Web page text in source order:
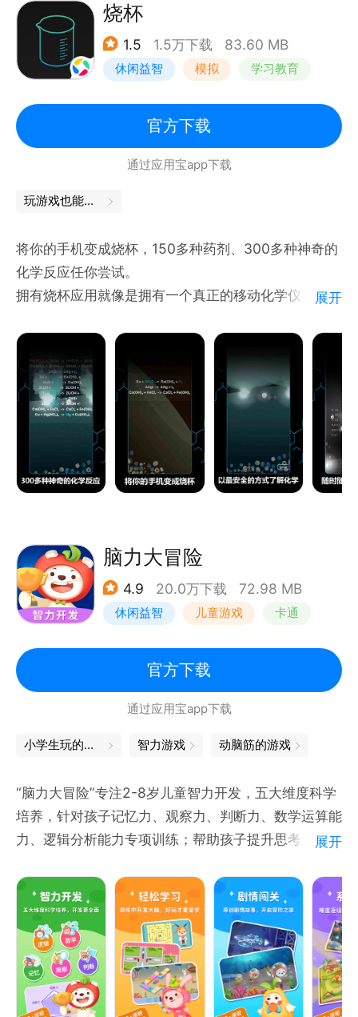
烧杯
1.5 1.5万下载 83.60 MB
休闲益智 模拟 学习教育
官方下载
通过应用宝app下载
玩游戏也能学到知识，轻松掌握知识点
将你的手机变成烧杯，150多种药剂、300多种神奇的
化学反应任你尝试。
拥有烧杯应用就像是拥有一个真正的移动化学仪器一
习化学变得生动直观，充满乐趣。
展开
脑力大冒险
4.9 20.0万下载 72.98 MB
休闲益智 儿童游戏 卡通
官方下载
通过应用宝app下载
小学生玩的游戏 智力游戏 动脑筋的游戏
“脑力大冒险”专注2-8岁儿童智力开发，五大维度科学
培养，针对孩子记忆力、观察力、判断力、数学运算能
力、逻辑分析能力专项训练；帮助孩子提升思考、分析
训练循序渐进；每天10分钟，提升智力更轻松。
采用剧情动画+任务闯关+互动游戏的形式，将“记忆、
观察、数学、判断、逻辑”等训练课程分阶段融入到学
习系统中，让孩子跟随熊果IP，一路探索未知，勇敢前
行，从而激发孩子思维训练，提升智力。
展开